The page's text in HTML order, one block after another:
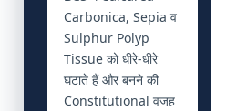
Carbonica, Sepia व
Sulphur Polyp
Tissue को धीरे-धीरे
घटाते हैं और बनने की
Constitutional वजह